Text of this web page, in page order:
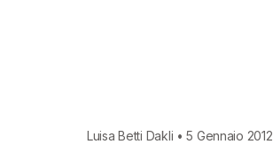
Luisa Betti Dakli • 5 Gennaio 2012